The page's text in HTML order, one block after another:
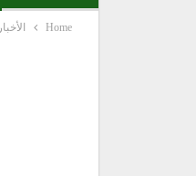
Home الأخبار